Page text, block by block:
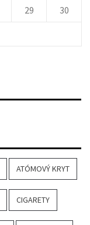
29 30
ATÓMOVÝ KRYT
CIGARETY